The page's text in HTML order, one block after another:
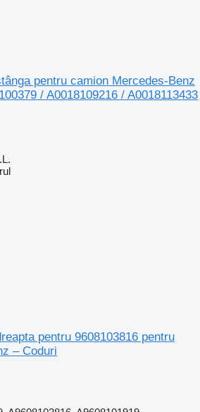
pentru camion Mercedes-Benz
/ A0018109216 / A0018113433
pentru 9608103816 pentru
– Coduri